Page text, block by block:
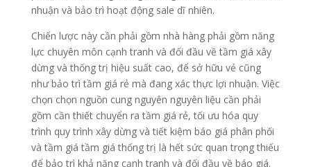
nhuận và bảo trì hoạt động sale dĩ nhiên.
Chiến lược này cần phải gồm nhà hàng phải gồm năng
lực chuyên môn cạnh tranh và đối đầu về tầm giá xây
dừng và thống trị hiệu suất cao, để sở hữu vẻ cũng
như bảo trì tầm giá rẻ mà đang xác thực lợi nhuận. Việc
chọn chọn nguồn cung nguyên nguyên liệu cần phải
gồm cần thiết chuyển ra tầm giá rẻ, tối ưu hóa quy
trình quy trình xây dừng và tiết kiệm báo giá phân phối
và tầm giá tầm giá thống trị là hết sức quan trọng thiếu
để bảo trì khả năng cạnh tranh và đối đầu về báo giá.